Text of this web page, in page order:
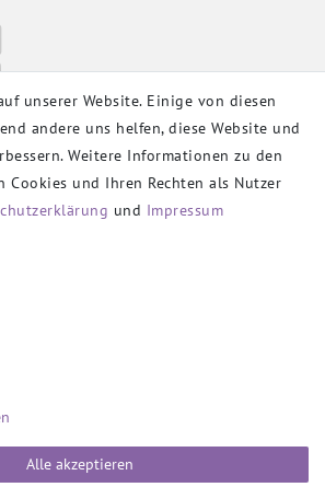
unserer Website. Einige von diesen
andere uns helfen, diese Website und
Weitere Informationen zu den
Cookies und Ihren Rechten als Nutzer
und Impressum
Alle akzeptieren